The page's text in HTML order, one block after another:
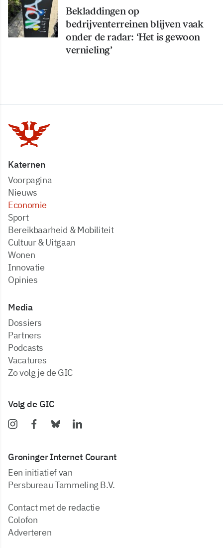
Bekladdingen op
bedrijventerreinen blijven vaak
onder de radar: ‘Het is gewoon
vernieling’
Katernen
Voorpagina
Nieuws
Economie
Sport
Bereikbaarheid & Mobiliteit
Cultuur & Uitgaan
Wonen
Innovatie
Opinies
Media
dossiers
partners
podcasts
vacatures
zo volg je de GIC
Volg de GIC
Groninger Internet Courant
Een initiatief van
Persbureau Tammeling B.V.
Contact met de redactie
Colofon
Adverteren